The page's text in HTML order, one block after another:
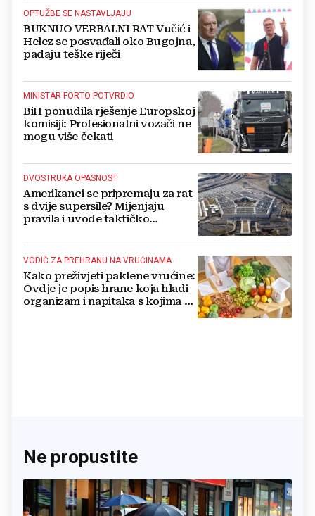
OPTUŽBE SE NASTAVLJAJU
BUKNUO VERBALNI RAT Vučić i
Helez se posvađali oko Bugojna,
padaju teške riječi
MINISTAR FORTO POTVRDIO
BiH ponudila rješenje Europskoj
komisiji: Profesionalni vozači ne
mogu više čekati
DVOSTRUKA OPASNOST
Amerikanci se pripremaju za rat
s dvije supersile? Mijenjaju
pravila i uvode taktičko
VODIČ ZA PREHRANU NA VRUĆINAMA
Kako preživjeti paklene vrućine:
Ovdje je popis hrane koja hladi
organizam i napitaka s kojima si
Ne propustite